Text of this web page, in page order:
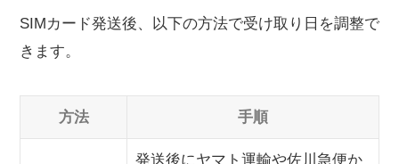
SIMカード発送後、以下の方法で受け取り日を調整で
きます。
方法 手順
発送後にヤマト運輸や佐川急便か